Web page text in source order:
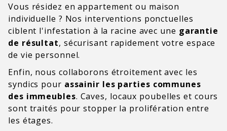
Vous résidez en appartement ou maison
individuelle ? Nos interventions ponctuelles
ciblent l'infestation à la racine avec une garantie
de résultat, sécurisant rapidement votre espace
de vie personnel.
Enfin, nous collaborons étroitement avec les
syndics pour assainir les parties communes
des immeubles. Caves, locaux poubelles et cours
sont traités pour stopper la prolifération entre
les étages.